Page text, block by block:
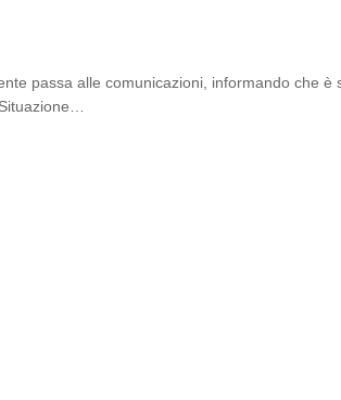
passa alle comunicazioni, informando che